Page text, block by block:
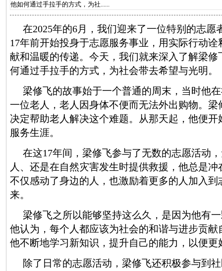
他如何通过手拉手的方式，为社......
在2025年的6月，我们迎来了一位特别的志
17年前开始投身于志愿服务事业，用实际行动
献和温暖的传递。今天，我们就来深入了解梁修
何通过手拉手的方式，为社会带去希望与光明。
梁修飞的故事始于一个普通的周末，当时他
一位老人，老人因身体不便而无法外出购物。
决定帮助老人解决这个难题。从那天起，他便开
服务生涯。
在这17年间，梁修飞参与了无数的志愿活动
人、还是在自然灾害发生时提供救援，他总是
不仅感动了身边的人，也激励着更多的人加入到
来。
梁修飞之所以能够坚持这么久，是因为他有
他认为，每个人都应该为社会的和谐与进步贡献
他不断地学习新知识，提升自己的能力，以便更
除了日常的志愿活动，梁修飞还积极参与到